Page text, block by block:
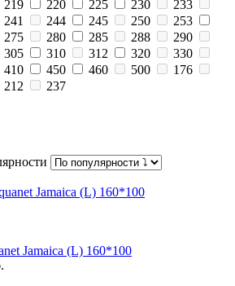
219 220 225 230
233
241 244 245 250
253
275 280 285 288
290
305 310 312 320
330
410 450 460 500
176
212 237
Jamaica (L) 160*100